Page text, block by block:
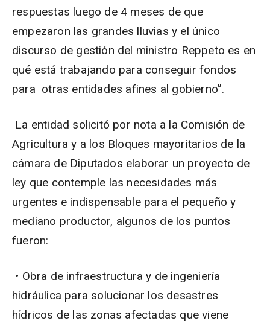
respuestas luego de 4 meses de que
empezaron las grandes lluvias y el único
discurso de gestión del ministro Reppeto es en
qué está trabajando para conseguir fondos
para otras entidades afines al gobierno”.
La entidad solicitó por nota a la Comisión de
Agricultura y a los Bloques mayoritarios de la
cámara de Diputados elaborar un proyecto de
ley que contemple las necesidades más
urgentes e indispensable para el pequeño y
mediano productor, algunos de los puntos
fueron:
• Obra de infraestructura y de ingeniería
hidráulica para solucionar los desastres
hídricos de las zonas afectadas que viene